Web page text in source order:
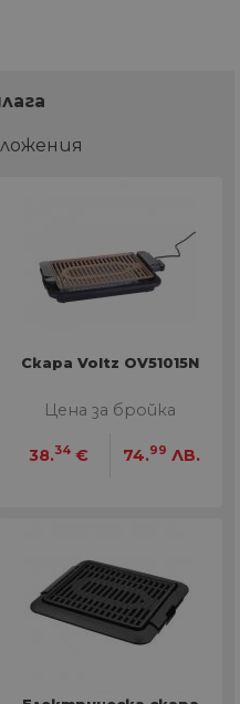
Скара Voltz OV51015N
Цена за бройка
38.34 € 74.99 ЛВ.